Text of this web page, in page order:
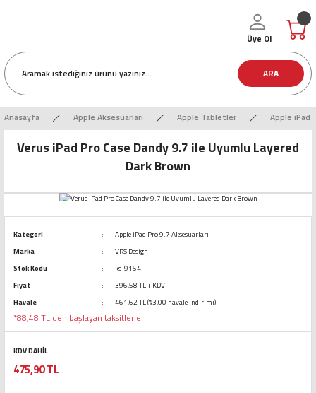
ARA
Üye Ol
Anasayfa Apple Aksesuarları Apple Tabletler Apple iPad
Verus iPad Pro Case Dandy 9.7 ile Uyumlu Layered
Dark Brown
Kategori
Apple iPad Pro 9.7 Aksesuarları
Marka
VRS Design
Stok Kodu
ks-9154
Fiyat
396,58 TL + KDV
Havale
461,62 TL (%3,00 havale indirimi)
*88,48 TL den başlayan taksitlerle!
KDV DAHİL
475,90 TL